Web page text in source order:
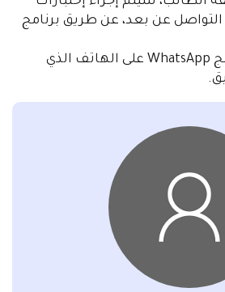
التواصل عن بعد، عن طريق برنامج
يجب تثبيت برنامج WhatsApp على الهاتف الذي